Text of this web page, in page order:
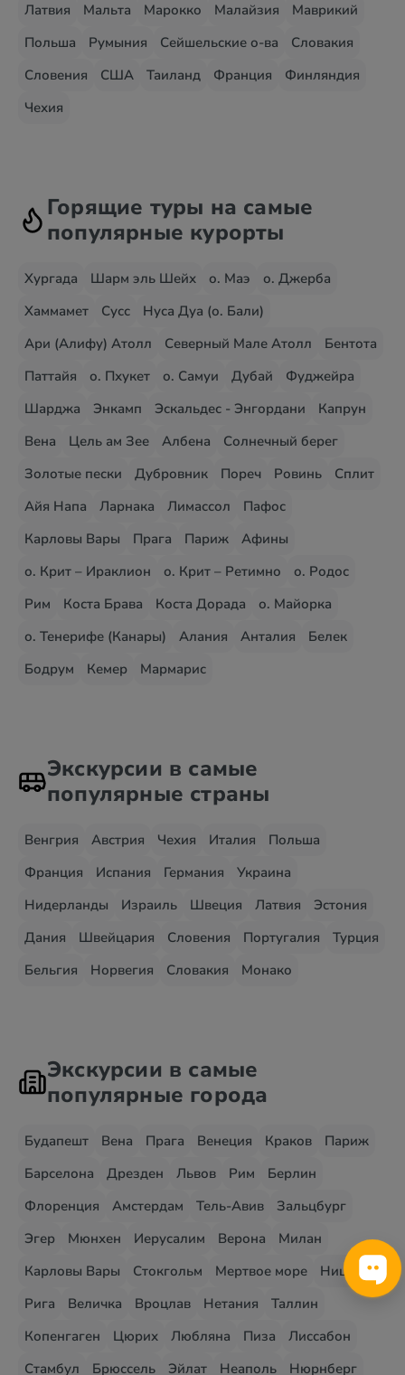
Латвия
Мальта Марокко Малайзия
Маврикий
Польша
Румыния Сейшельские о-ва
Словакия
Словения
США Таиланд Франция
Финляндия
Чехия
Горящие туры на самые
популярные курорты
Хургада Шарм эль Шейх о. Маэ
о. Джерба
Хаммамет
Сусс
Нуса Дуа (о. Бали)
Ари (Алифу) Атолл
Северный Мале Атолл
Бентота
Паттайя
о. Пхукет о. Самуи Дубай
Фуджейра
Шарджа
Энкамп Эскальдес - Энгордани
Капрун
Вена
Цель ам Зее Албена
Солнечный берег
Золотые пески
Дубровник Пореч Ровинь
Сплит
Айя Напа
Ларнака Лимассол
Пафос
Карловы Вары
Прага Париж
Афины
о. Крит – Ираклион
о. Крит – Ретимно
о. Родос
Рим
Коста Брава Коста Дорада
о. Майорка
о. Тенерифе (Канары)
Алания Анталия
Белек
Бодрум
Кемер Мармарис
Экскурсии в самые
популярные страны
Венгрия Австрия Чехия Италия
Польша
Франция
Испания Германия
Украина
Нидерланды
Израиль Швеция Латвия
Эстония
Дания
Швейцария Словения Португалия
Турция
Бельгия
Норвегия Словакия Монако
Экскурсии в самые
популярные города
Будапешт Вена Прага Венеция Краков
Париж
Барселона
Дрезден Львов Рим
Берлин
Флоренция
Амстердам Тель-Авив
Зальцбург
Эгер
Мюнхен Иерусалим Верона
Милан
Карловы Вары
Стокгольм Мертвое море
Ницца
Рига
Величка Вроцлав Нетания
Таллин
Копенгаген
Цюрих Любляна Пиза
Лиссабон
Стамбул
Брюссель Эйлат Неаполь Нюрнберг